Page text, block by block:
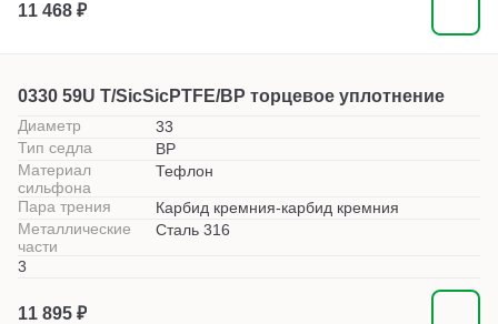
11 468 ₽
0330 59U T/SicSicPTFE/BP торцевое уплотнение
Диаметр
33
Тип седла
BP
Материал
сильфона
Тефлон
Пара трения
Карбид кремния-карбид кремния
Металлические
части
Сталь 316
3
11 895 ₽